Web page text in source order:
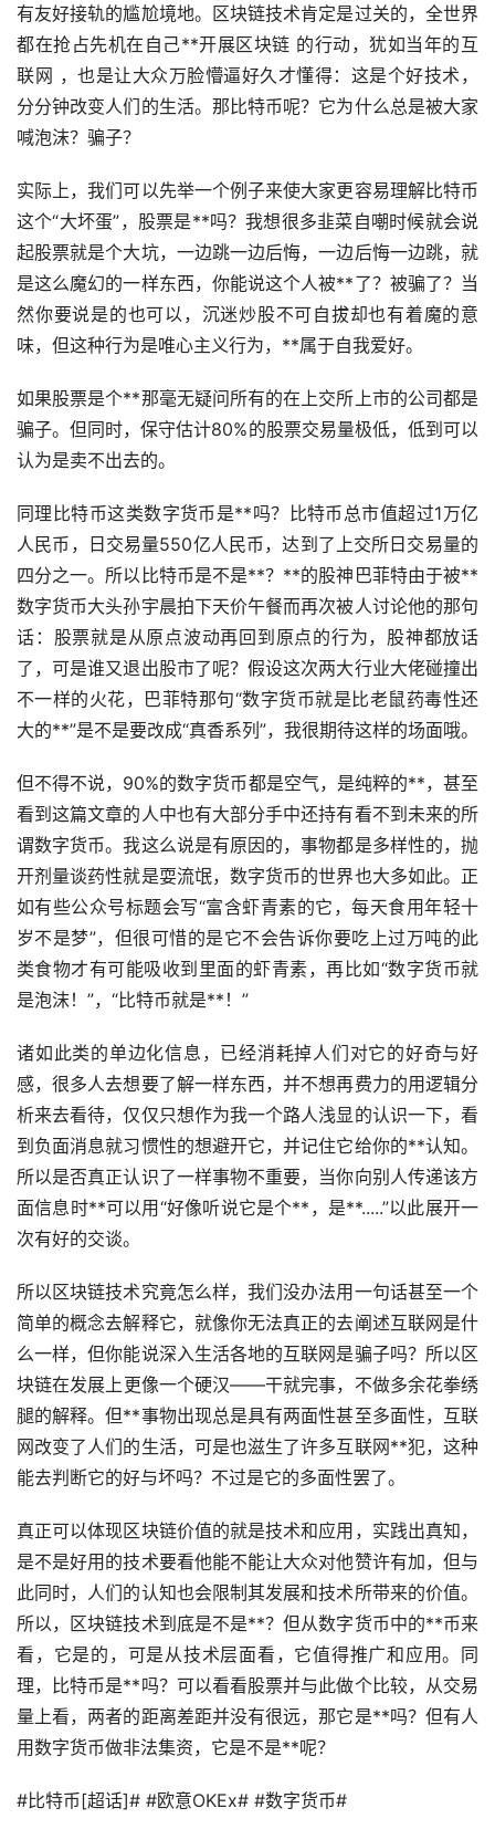
有友好接轨的尴尬境地。区块链技术肯定是过关的，全世界
都在抢占先机在自己**开展区块链 的行动，犹如当年的互
联网 ，也是让大众万脸懵逼好久才懂得：这是个好技术，
分分钟改变人们的生活。那比特币呢？它为什么总是被大家
喊泡沫？骗子？
实际上，我们可以先举一个例子来使大家更容易理解比特币
这个“大坏蛋”， 股票是**吗？我想很多韭菜自嘲时候就会说
起股票就是个大坑，一边跳一边后悔，一边后悔一边跳，就
是这么魔幻的一样东西，你能说这个人被**了？被骗了？当
然你要说是的也可以，沉迷炒股不可自拔却也有着魔的意
味，但这种行为是唯心主义行为，**属于自我爱好。
如果股票是个**那毫无疑问所有的在上交所上市的公司都是
骗子。但同时，保守估计80%的股票交易量极低，低到可以
认为是卖不出去的。
同理比特币这类数字货币是**吗？比特币总市值超过1万亿
人民币，日交易量550亿人民币，达到了上交所日交易量的
四分之一。所以比特币是不是**？**的股神巴菲特由于被**
数字货币大头孙宇晨拍下天价午餐而再次被人讨论他的那句
话：股票就是从原点波动再回到原点的行为，股神都放话
了，可是谁又退出股市了呢？假设这次两大行业大佬碰撞出
不一样的火花，巴菲特那句“数字货币就是比老鼠药毒性还
大的**”是不是要改成“真香系列”，我很期待这样的场面哦。
但不得不说，90%的数字货币都是空气，是纯粹的**，甚至
看到这篇文章的人中也有大部分手中还持有看不到未来的所
谓数字货币。我这么说是有原因的，事物都是多样性的，抛
开剂量谈药性就是耍流氓，数字货币的世界也大多如此。正
如有些公众号标题会写“富含虾青素的它，每天食用年轻十
岁不是梦”，但很可惜的是它不会告诉你要吃上过万吨的此
类食物才有可能吸收到里面的虾青素，再比如“数字货币就
是泡沫！”，“比特币就是**！”
诸如此类的单边化信息，已经消耗掉人们对它的好奇与好
感，很多人去想要了解一样东西，并不想再费力的用逻辑分
析来去看待，仅仅只想作为我一个路人浅显的认识一下，看
到负面消息就习惯性的想避开它，并记住它给你的**认知。
所以是否真正认识了一样事物不重要，当你向别人传递该方
面信息时**可以用“好像听说它是个**，是**.....”以此展开一
次有好的交谈。
所以区块链技术究竟怎么样，我们没办法用一句话甚至一个
简单的概念去解释它，就像你无法真正的去阐述互联网是什
么一样，但你能说深入生活各地的互联网是骗子吗？所以区
块链在发展上更像一个硬汉——干就完事，不做多余花拳绣
腿的解释。但**事物出现总是具有两面性甚至多面性，互联
网改变了人们的生活，可是也滋生了许多互联网**犯，这种
能去判断它的好与坏吗？不过是它的多面性罢了。
真正可以体现区块链价值的就是技术和应用，实践出真知，
是不是好用的技术要看他能不能让大众对他赞许有加，但与
此同时，人们的认知也会限制其发展和技术所带来的价值。
所以，区块链技术到底是不是**？但从数字货币中的**币来
看，它是的，可是从技术层面看，它值得推广和应用。同
理，比特币是**吗？可以看看股票并与此做个比较，从交易
量上看，两者的距离差距并没有很远，那它是**吗？但有人
用数字货币做非法集资，它是不是**呢？
#比特币[超话]# #欧意OKEx# #数字货币#